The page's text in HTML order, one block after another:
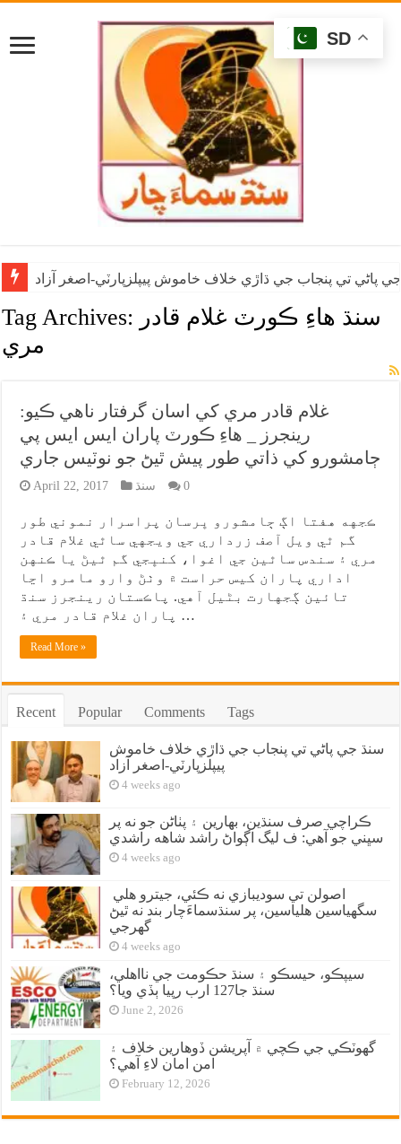
پاڻي تي پنجاب جي ڌاڙي خلاف خاموش پيپلزپارٽي-اصغر آزاد
Tag Archives: سنڌ هاءِ ڪورٽ غلام قادر
مري
غلام قادر مري کي اسان گرفتار ناهي ڪيو:
رينجرز _ هاءِ ڪورٽ پاران ايس ايس پي
ڄامشورو کي ذاتي طور پيش ٿيڻ جو نوٽيس جاري
April 22, 2017 سنڌ 0
ڪجهه هفتا اڳ ڄامشورو ڀرسان پراسرار نموني طور
گم ٿي ويل آصف زرداري جي ويجهي ساٿي غلام قادر
مري ۽ سندس ساٿين جي اغوا، کنڀجي گم ٿيڻ يا ڪنهن
اداري پاران کيس حراست ۾ وٺڻ وارو مامرو اڃا
تائين ڳجهارت بڻيل آهي. پاڪستان رينجرز سنڌ
پاران غلام قادر مري ۽ …
Read More »
Recent Popular Comments Tags
سنڌ جي پاڻي تي پنجاب جي ڌاڙي خلاف خاموش
پيپلزپارٽي-اصغر آزاد
4 weeks ago
ڪراچي صرف سنڌين، بهارين ۽ پٺاڻن جو نه پر
سڀني جو آهي: ف ليگ اڳواڻ راشد شاهه راشدي
4 weeks ago
سگهياسين هلياسين، پر سنڌسماءَچار بند نه ٿيڻ
گهرجي
4 weeks ago
سيپڪو، حيسڪو ۽ سنڌ حڪومت جي نااهلي،
سنڌ جا127 ارب رپيا ٻڏي ويا؟
June 2, 2026
گهوٽڪي جي ڪچي ۾ آپريشن ڏوهارين خلاف ۽
امن امان لاءِ آهي؟
February 12, 2026
SD